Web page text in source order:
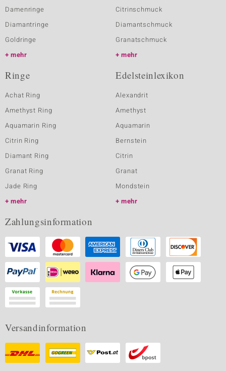
Damenringe
Diamantringe
Goldringe
mehr
Citrinschmuck
Diamantschmuck
Granatschmuck
mehr
Ringe
Achat Ring
Amethyst Ring
Aquamarin Ring
Citrin Ring
Diamant Ring
Granat Ring
Jade Ring
mehr
Edelsteinlexikon
Alexandrit
Amethyst
Aquamarin
Bernstein
Citrin
Granat
Mondstein
mehr
Zahlungsinformation
Versandinformation